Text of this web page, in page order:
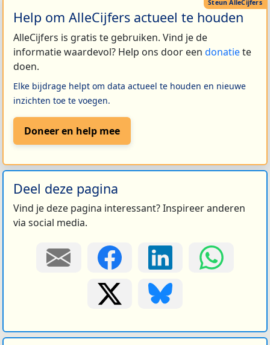
Help om AlleCijfers actueel te houden
AlleCijfers is gratis te gebruiken. Vind je de
informatie waardevol? Help ons door een donatiete
doen.
Elke bijdrage helpt om data actueel te houden en nieuwe
inzichten toe te voegen.
Doneer en help mee
Deel deze pagina
Vind je deze pagina interessant? Inspireer anderen
via social media.